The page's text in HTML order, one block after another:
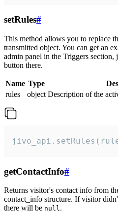
setRules#
This method allows you to replace
transmitted object. You can get an
admin panel in the Triggers section,
button there.
Name Type
rules
object Description of the
getContactInfo#
Returns visitor's contact info from
contact_info structure. If visitor
there will be null.